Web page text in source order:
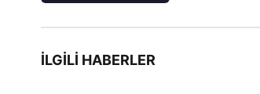
İLGILI HABERLER